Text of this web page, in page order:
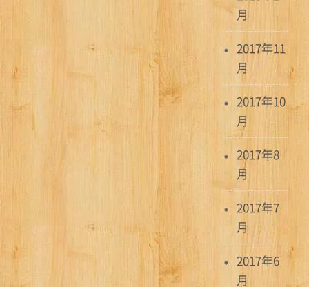
月
2017年11
月
2017年10
月
2017年8
月
2017年7
月
2017年6
月